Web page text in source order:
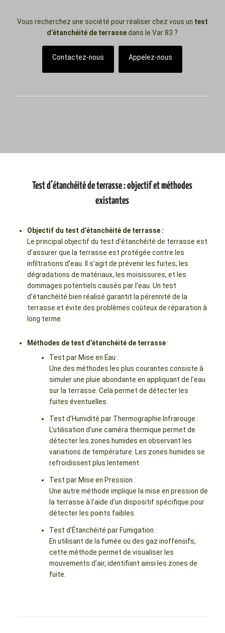
Vous recherchez une société pour réaliser chez vous un test
d’étanchéité de terrassedans le Var 83 ?
Contactez-nous Appelez-nous
Test d’étanchéité de terrasse : objectif et méthodes
existantes
Objectif du test d’étanchéité de terrasse :
Le principal objectif du test d’étanchéité de terrasse est
d’assurer que la terrasse est protégée contre les
infiltrations d’eau. Il s’agit de prévenir les fuites, les
dégradations de matériaux, les moisissures, et les
dommages potentiels causés par l’eau. Un test
d’étanchéité bien réalisé garantit la pérennité de la
terrasse et évite des problèmes coûteux de réparation à
long terme.
Méthodes de test d’étanchéité de terrasse:
Test par Mise en Eau :
Une des méthodes les plus courantes consiste à
simuler une pluie abondante en appliquant de l’eau
sur la terrasse. Cela permet de détecter les
fuites éventuelles.
Test d’Humidité par Thermographie Infrarouge :
L’utilisation d’une caméra thermique permet de
détecter les zones humides en observant les
variations de température. Les zones humides se
refroidissent plus lentement.
Test par Mise en Pression :
Une autre méthode implique la mise en pression de
la terrasse à l’aide d’un dispositif spécifique pour
détecter les points faibles.
Test d’Étanchéité par Fumigation :
En utilisant de la fumée ou des gaz inoffensifs,
cette méthode permet de visualiser les
mouvements d’air, identifiant ainsi les zones de
fuite.